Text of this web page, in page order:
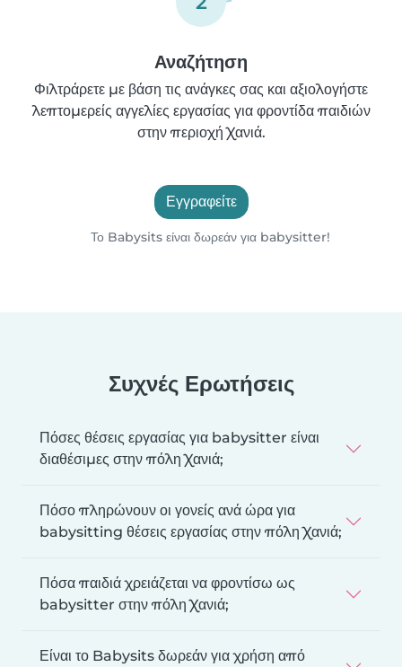
Αναζήτηση
Φιλτράρετε με βάση τις ανάγκες σας και αξιολογήστε
λεπτομερείς αγγελίες εργασίας για φροντίδα παιδιών
στην περιοχή Χανιά.
Εγγραφείτε
Το Babysits είναι δωρεάν για babysitter!
Συχνές Ερωτήσεις
Πόσες θέσεις εργασίας για babysitter είναι
διαθέσιμες στην πόλη Χανιά;
Πόσο πληρώνουν οι γονείς ανά ώρα για
babysitting θέσεις εργασίας στην πόλη Χανιά;
Πόσα παιδιά χρειάζεται να φροντίσω ως
babysitter στην πόλη Χανιά;
Είναι το Babysits δωρεάν για χρήση από